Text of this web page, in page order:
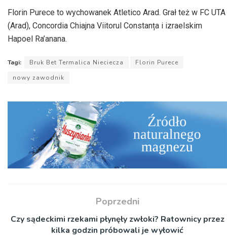
Florin Purece to wychowanek Atletico Arad. Grał też w FC UTA
(Arad), Concordia Chiajna Viitorul Constanța i izraelskim
Hapoel Ra’anana.
Tagi: Bruk Bet Termalica Nieciecza
Florin Purece
nowy zawodnik
Poprzedni
Czy sądeckimi rzekami płynęły zwłoki? Ratownicy przez
kilka godzin próbowali je wyłowić